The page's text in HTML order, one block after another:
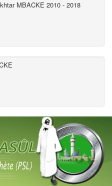
MBACKE 2010 - 2018